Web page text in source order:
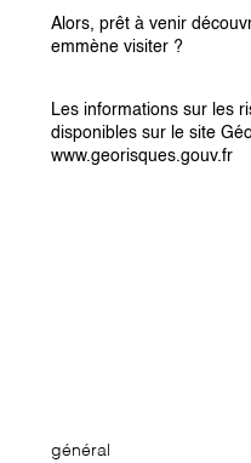
Alors, prêt à venir
emmène visiter ?
Les informations sur les
disponibles sur le site
www.georisques.gouv.fr
général